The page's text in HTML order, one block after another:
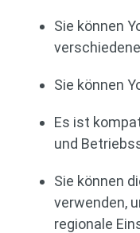
Sie können
Sie können
Es ist
und
Sie können
verwenden,
regionale